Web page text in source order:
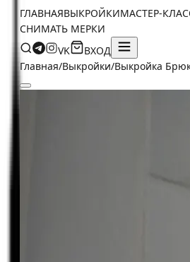
ГЛАВНАЯВЫКРОЙКИМАСТЕР-
СНИМАТЬ МЕРКИ
VK
ВХОД
Главная/Выкройки/Выкройка